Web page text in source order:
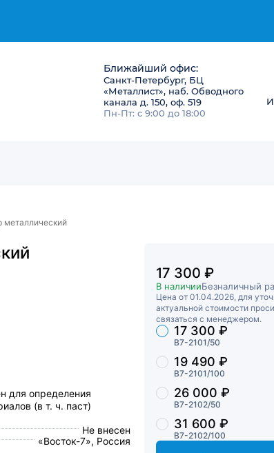
Ближайший офис:
Санкт-Петербург, БЦ
«Металлист», наб. Обводного
канала д. 150, оф. 519
Пн-Пт: с 9:00 до 18:00
металлический
для определения
(в т. ч. паст)
Не внесен
«Восток-7», Россия
17 300 ₽
В наличииБезналичный
Цена от 01.04.2026, для
актуальной стоимости
связаться с менеджером.
Торговые предложения
В7-2101/50
17 300 ₽
В7-2101/100
19 490 ₽
В7-2102/50
26 000 ₽
В7-2102/100
31 600 ₽